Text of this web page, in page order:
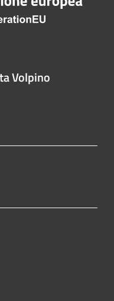
Volpino